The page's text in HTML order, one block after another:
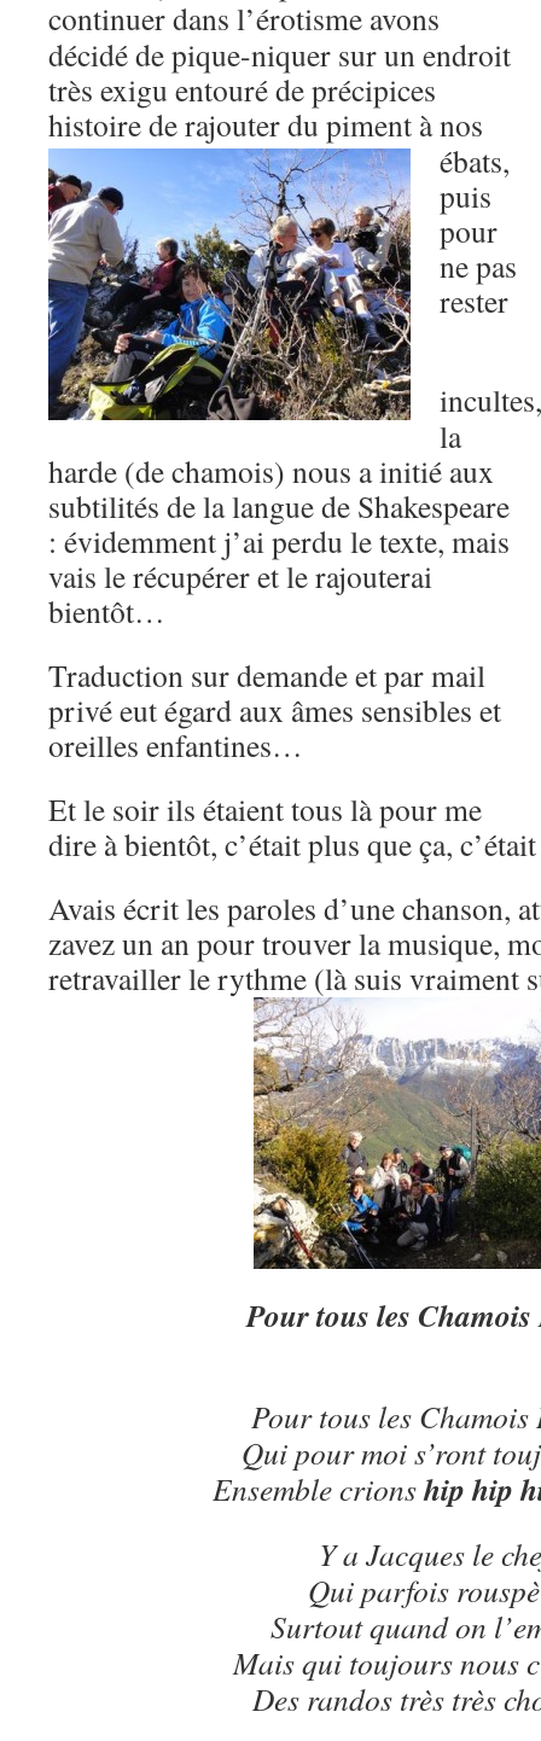
continuer dans l’érotisme avons
décidé de pique-niquer sur un endroit
très exigu entouré de précipices
histoirede rajouter du piment à nos
ébats,
puis
pour
ne pas
rester
la
harde (de chamois) nous a initié aux
subtilités de la langue de Shakespeare
: évidemment j’ai perdu le texte, mais
vais le récupérer et le rajouterai
bientôt…
Traduction sur demande et par mail
privé eut égard aux âmes sensibles et
oreilles enfantines…
Et le soir ils étaient tous là pour me
dire à bientôt, c’était plus que ça,
Avais écrit les paroles d’une chanson,
zavez un an pour trouver la musique,
retravailler le rythme (là suis vraiment
Pour tous les
Pour tous les Chamois
Qui pour moi s’ront
Ensemble crionship hip
Y a Jacques le
Qui parfois
Surtout quand on
Mais qui toujours nous
Des randos très très